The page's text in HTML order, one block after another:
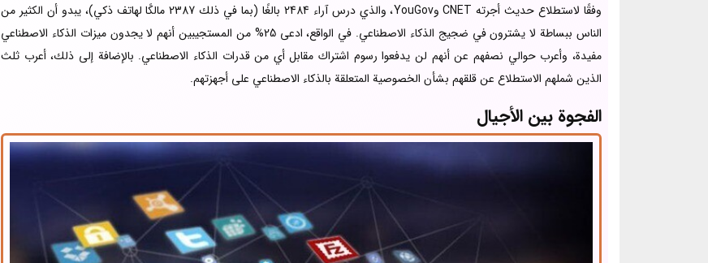
وفقًا لاستطلاع حديث أجرته CNET وYouGov، والذي درس آراء 2484 بالغًا (بما في ذلك 2387 مالكًا لهاتف ذكي)، يبدو أن الكثير من
الناس ببساطة لا يشترون في ضجيج الذكاء الاصطناعي. في الواقع، ادعى 25% من المستجيبين أنهم لا يجدون ميزات الذكاء الاصطناعي
مفيدة، وأعرب حوالي نصفهم عن أنهم لن يدفعوا رسوم اشتراك مقابل أي من قدرات الذكاء الاصطناعي. بالإضافة إلى ذلك، أعرب ثلث
الذين شملهم الاستطلاع عن قلقهم بشأن الخصوصية المتعلقة بالذكاء الاصطناعي على أجهزتهم.
الفجوة بين الأجيال